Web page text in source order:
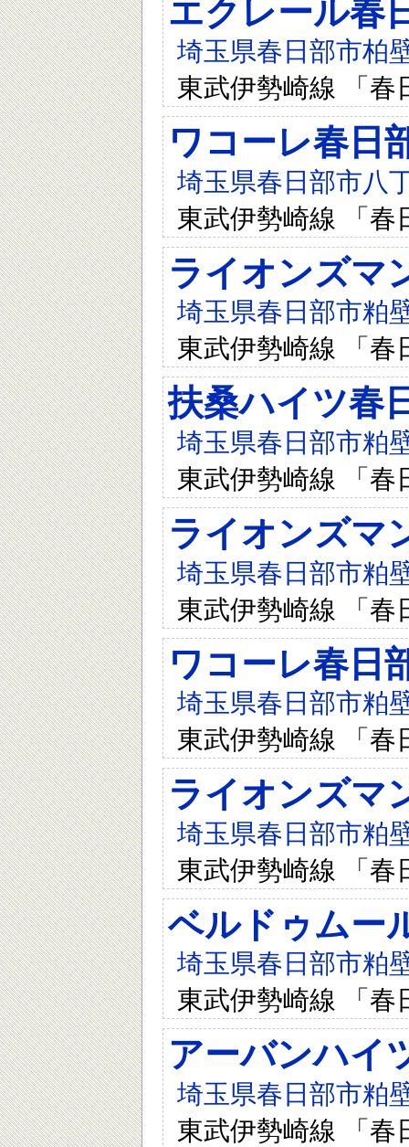
エクレール春
埼玉県春日部市柏
東武伊勢崎線 「春
ワコーレ春日
埼玉県春日部市八
東武伊勢崎線 「春
ライオンズマ
埼玉県春日部市粕
東武伊勢崎線 「春
扶桑ハイツ春
埼玉県春日部市粕
東武伊勢崎線 「春
ライオンズマ
埼玉県春日部市粕
東武伊勢崎線 「春
ワコーレ春日
埼玉県春日部市粕
東武伊勢崎線 「春
ライオンズマ
埼玉県春日部市粕
東武伊勢崎線 「春
ベルドゥムー
埼玉県春日部市粕
東武伊勢崎線 「春
アーバンハイ
埼玉県春日部市粕
東武伊勢崎線 「春